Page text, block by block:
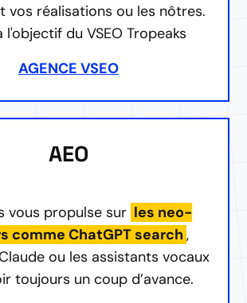
vos réalisations ou les nôtres.
l'objectif du VSEO Tropeaks
AGENCE VSEO
AEO
vous propulse sur les neo-
comme ChatGPT search ,
ou les assistants vocaux
toujours un coup d’avance.